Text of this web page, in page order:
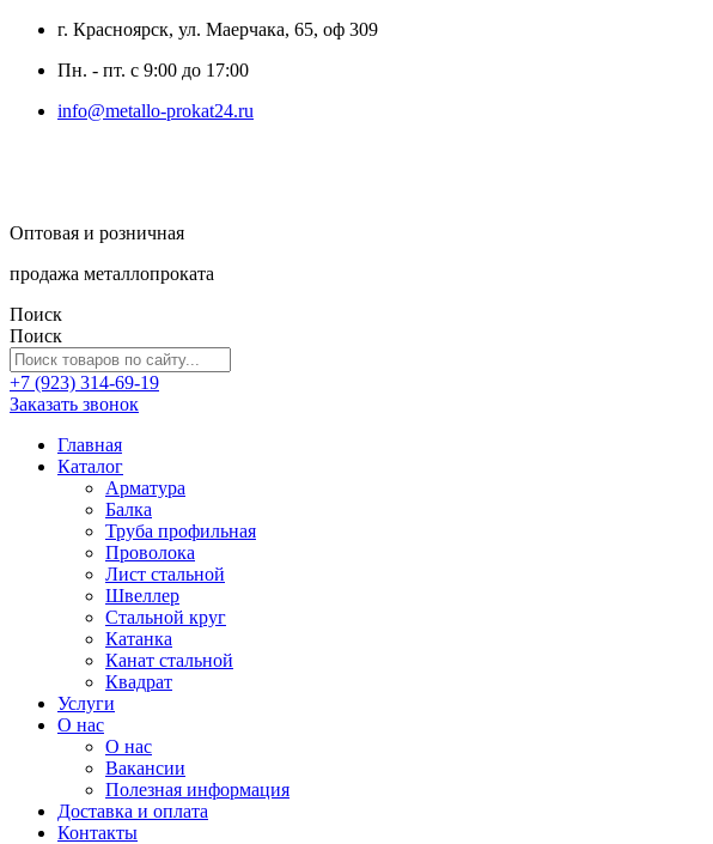
г. Красноярск, ул. Маерчака, 65, оф 309
Пн. - пт. с 9:00 до 17:00
info@metallo-prokat24.ru
Оптовая и розничная
продажа металлопроката
Поиск
Поиск
+7 (923) 314-69-19
Заказать звонок
Главная
Каталог
Арматура
Балка
Труба профильная
Проволока
Лист стальной
Швеллер
Стальной круг
Катанка
Канат стальной
Квадрат
Услуги
О нас
О нас
Вакансии
Полезная информация
Доставка и оплата
Контакты